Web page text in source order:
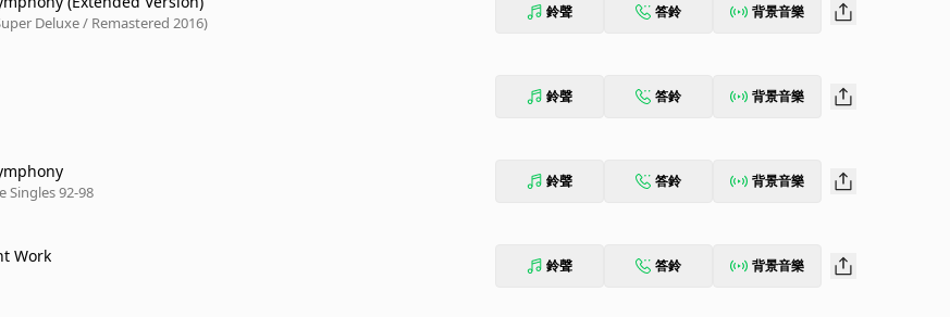
Deluxe / Remastered 2016)
鈴聲 答鈴 背景音樂
鈴聲 答鈴 背景音樂
Singles 92-98
鈴聲 答鈴 背景音樂
Work 鈴聲 答鈴 背景音樂